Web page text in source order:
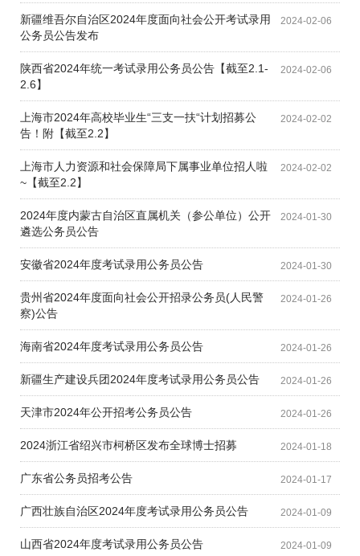
2024-02-06
新疆维吾尔自治区2024年度面向社会公开考试录用
公务员公告发布
2024-02-06
陕西省2024年统一考试录用公务员公告【截至2.1-
2.6】
2024-02-02
上海市2024年高校毕业生“三支一扶“计划招募公
告！附【截至2.2】
2024-02-02
上海市人力资源和社会保障局下属事业单位招人啦
~【截至2.2】
2024-01-30
2024年度内蒙古自治区直属机关（参公单位）公开
遴选公务员公告
2024-01-30
安徽省2024年度考试录用公务员公告
2024-01-26
贵州省2024年度面向社会公开招录公务员(人民警
察)公告
2024-01-26
海南省2024年度考试录用公务员公告
2024-01-26
新疆生产建设兵团2024年度考试录用公务员公告
2024-01-26
天津市2024年公开招考公务员公告
2024-01-18
2024浙江省绍兴市柯桥区发布全球博士招募
2024-01-17
广东省公务员招考公告
2024-01-09
广西壮族自治区2024年度考试录用公务员公告
2024-01-09
山西省2024年度考试录用公务员公告